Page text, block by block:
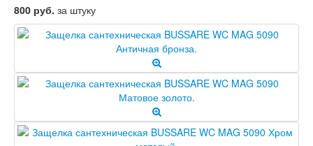
800 руб. за штуку